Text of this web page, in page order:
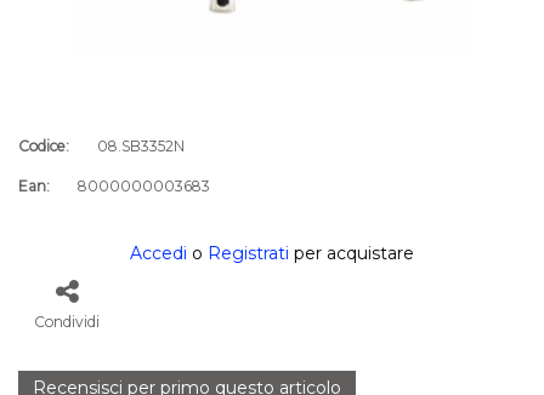
Codice: 08.SB3352N
Ean: 8000000003683
Accedi o Registrati per acquistare
Condividi
Recensisci per primo questo articolo